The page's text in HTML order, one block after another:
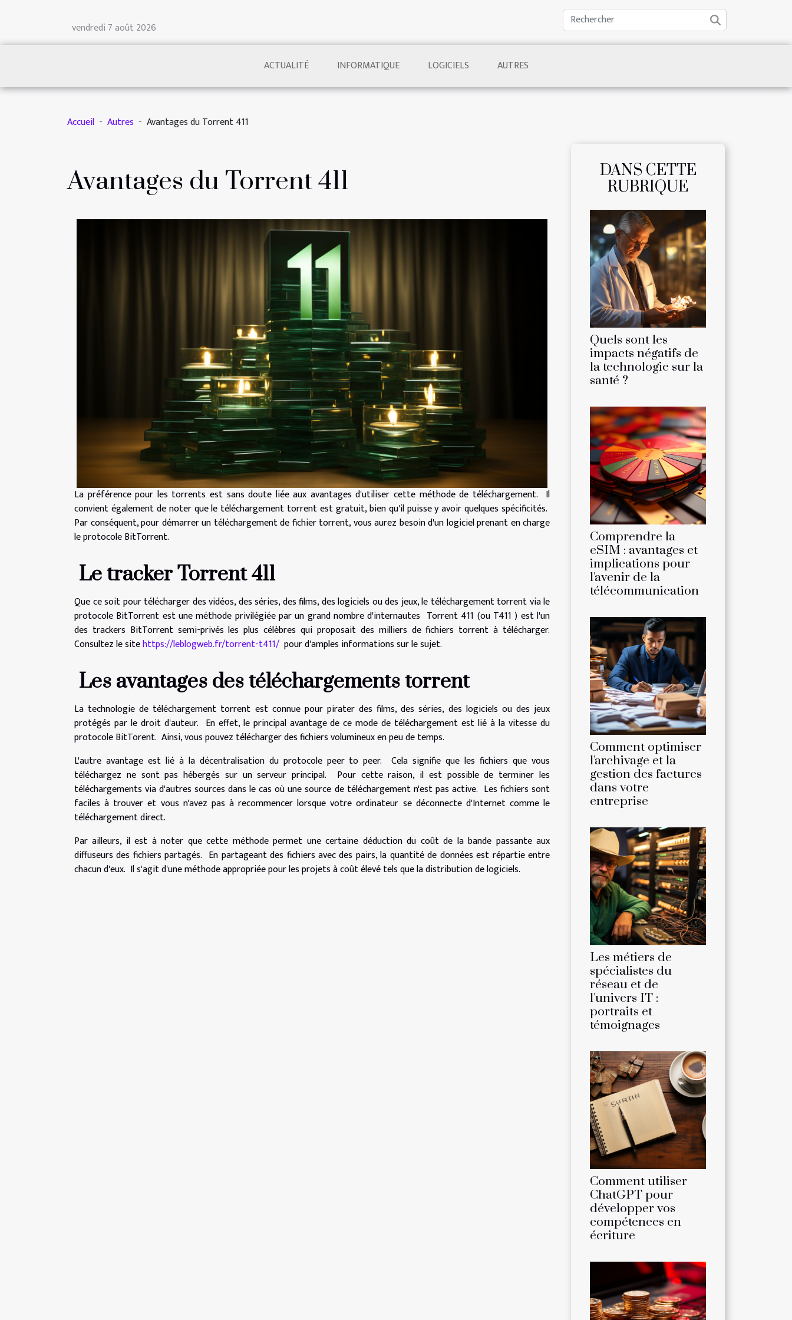
vendredi 7 août 2026
ACTUALITÉ INFORMATIQUE LOGICIELS AUTRES
Accueil Autres Avantages du Torrent 411
Avantages du Torrent 411
La préférence pour les torrents est sans doute liée aux avantages d'utiliser cette méthode de téléchargement. Il
convient également de noter que le téléchargement torrent est gratuit, bien qu'il puisse y avoir quelques spécificités.
Par conséquent, pour démarrer un téléchargement de fichier torrent, vous aurez besoin d'un logiciel prenant en charge
le protocole BitTorrent.
Le tracker Torrent 411
Que ce soit pour télécharger des vidéos, des séries, des films, des logiciels ou des jeux, le téléchargement torrent via le
protocole BitTorrent est une méthode privilégiée par un grand nombre d'internautes Torrent 411 (ou T411 ) est l'un
des trackers BitTorrent semi-privés les plus célèbres qui proposait des milliers de fichiers torrent à télécharger.
Consultez le sitehttps://leblogweb.fr/torrent-t411/ pour d'amples informations sur le sujet.
Les avantages des téléchargements torrent
La technologie de téléchargement torrent est connue pour pirater des films, des séries, des logiciels ou des jeux
protégés par le droit d'auteur. En effet, le principal avantage de ce mode de téléchargement est lié à la vitesse du
protocole BitTorent. Ainsi, vous pouvez télécharger des fichiers volumineux en peu de temps.
L'autre avantage est lié à la décentralisation du protocole peer to peer. Cela signifie que les fichiers que vous
téléchargez ne sont pas hébergés sur un serveur principal. Pour cette raison, il est possible de terminer les
téléchargements via d'autres sources dans le cas où une source de téléchargement n'est pas active. Les fichiers sont
faciles à trouver et vous n'avez pas à recommencer lorsque votre ordinateur se déconnecte d'Internet comme le
téléchargement direct.
Par ailleurs, il est à noter que cette méthode permet une certaine déduction du coût de la bande passante aux
diffuseurs des fichiers partagés. En partageant des fichiers avec des pairs, la quantité de données est répartie entre
chacun d'eux. Il s'agit d'une méthode appropriée pour les projets à coût élevé tels que la distribution de logiciels.
DANS CETTE
RUBRIQUE
Quels sont les
impacts négatifs de
la technologie sur la
santé ?
Comprendre la
eSIM : avantages et
implications pour
l'avenir de la
télécommunication
Comment optimiser
l'archivage et la
gestion des factures
dans votre
entreprise
Les métiers de
spécialistes du
réseau et de
l'univers IT :
portraits et
témoignages
Comment utiliser
ChatGPT pour
développer vos
compétences en
écriture